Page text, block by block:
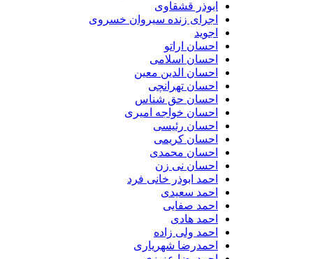
ابوذر قشقاوی
اجرای زنده سیروان خسروی
اجوید
احسان اراتو
احسان اسلامی
احسان الدین معین
احسان تهرانچی
احسان حق شناس
احسان خواجه امیری
احسان رئیسی
احسان کریمی
احسان محمدی
احسان نی زن
احمد ابوذر خانی فرد
احمد سعیدی
احمد صفایی
احمد هادی
احمد ولی زاده
احمدرضا شهریاری